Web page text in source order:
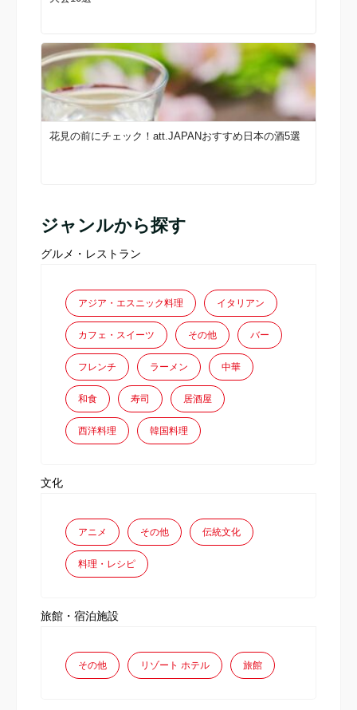
花見の前にチェック！att.JAPANおすすめ日本の酒5選
ジャンルから探す
グルメ・レストラン
アジア・エスニック料理 イタリアン
カフェ・スイーツ その他 バー
フレンチ ラーメン 中華
和食 寿司 居酒屋
西洋料理 韓国料理
文化
アニメ その他 伝統文化
料理・レシピ
旅館・宿泊施設
その他 リゾート ホテル 旅館